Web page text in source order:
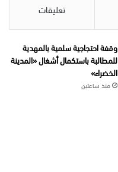
تعليقات
وقفة احتجاجية سلمية بالمهدية
للمطالبة باستكمال أشغال «المدينة
الخضراء»
منذ ساعتين